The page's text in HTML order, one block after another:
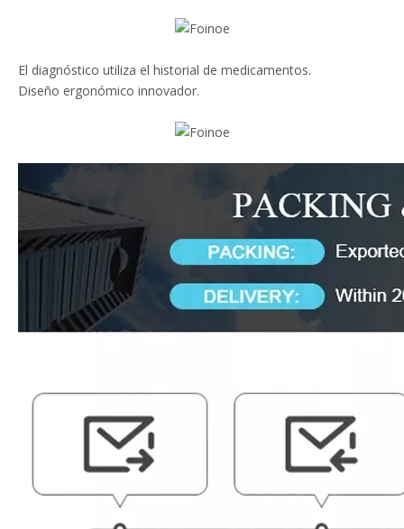
El diagnóstico utiliza el historial de medicamentos.
Diseño ergonómico innovador.